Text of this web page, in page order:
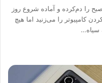
را دم‌کرده و آماده شروع روز
کامپیوتر را می‌زنید اما هیچ
سیاه…